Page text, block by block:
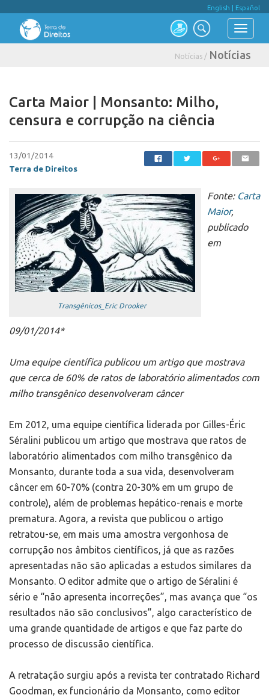
English Español
Notícias / Notícias
Carta Maior | Monsanto: Milho,
censura e corrupção na ciência
13/01/2014
Terra de Direitos
Transgênicos_Eric Drooker
Fonte: Carta
Maior,
publicado
em
09/01/2014*
Uma equipe científica publicou um artigo que mostrava
que cerca de 60% de ratos de laboratório alimentados com
milho transgênico desenvolveram câncer
Em 2012, uma equipe científica liderada por Gilles-Éric
Séralini publicou um artigo que mostrava que ratos de
laboratório alimentados com milho transgênico da
Monsanto, durante toda a sua vida, desenvolveram
câncer em 60-70% (contra 20-30% em um grupo de
controle), além de problemas hepático-renais e morte
prematura. Agora, a revista que publicou o artigo
retratou-se, em mais uma amostra vergonhosa de
corrupção nos âmbitos científicos, já que as razões
apresentadas não são aplicadas a estudos similares da
Monsanto. O editor admite que o artigo de Séralini é
sério e “não apresenta incorreções”, mas avança que “os
resultados não são conclusivos”, algo característico de
uma grande quantidade de artigos e que faz parte do
processo de discussão científica.
A retratação surgiu após a revista ter contratado Richard
Goodman, ex funcionário da Monsanto, como editor